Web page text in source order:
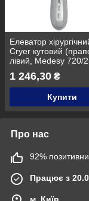
Елеватор
Cryer кутовий
лівий, Medesy 720/
1 246,30 ₴
Купити
Про нас
92%
Працює з